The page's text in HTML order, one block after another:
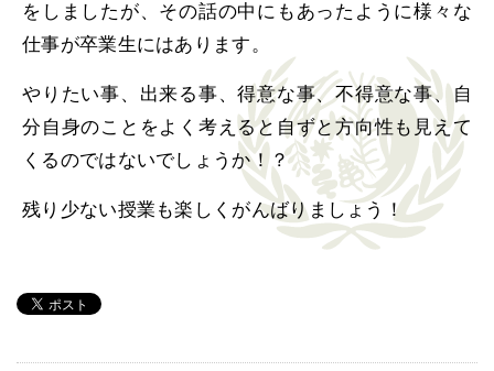
をしましたが、その話の中にもあったように様々な
仕事が卒業生にはあります。
やりたい事、出来る事、得意な事、不得意な事、自
分自身のことをよく考えると自ずと方向性も見えて
くるのではないでしょうか！？
残り少ない授業も楽しくがんばりましょう！